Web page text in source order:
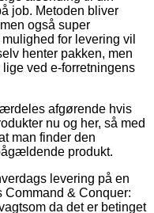
job. Metoden bliver
også super
for levering vil
henter pakken, men
ved e-forretningens
afgørende hvis
nu og her, så med
man finder den
produkt.
levering på en
Command & Conquer:
da det er betinget